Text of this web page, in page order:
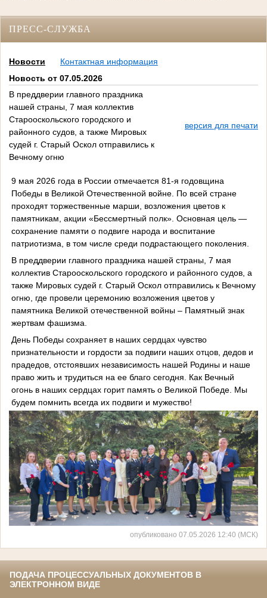
ПРЕСС-СЛУЖБА
Новости
Контактная информация
Новость от 07.05.2026
В преддверии главного праздника
нашей страны, 7 мая коллектив
Старооскольского городского и
районного судов, а также Мировых
судей г. Старый Оскол отправились к
Вечному огню
версия для печати
9 мая 2026 года в России отмечается 81-я годовщина
Победы в Великой Отечественной войне. По всей стране
проходят торжественные марши, возложения цветов к
памятникам, акции «Бессмертный полк». Основная цель —
сохранение памяти о подвиге народа и воспитание
патриотизма, в том числе среди подрастающего поколения.
В преддверии главного праздника нашей страны, 7 мая
коллектив Старооскольского городского и районного судов, а
также Мировых судей г. Старый Оскол отправились к Вечному
огню, где провели церемонию возложения цветов у
памятника Великой отечественной войны – Памятный знак
жертвам фашизма.
День Победы сохраняет в наших сердцах чувство
признательности и гордости за подвиги наших отцов, дедов и
прадедов, отстоявших независимость нашей Родины и наше
право жить и трудиться на ее благо сегодня. Как Вечный
огонь в наших сердцах горит память о Великой Победе. Мы
будем помнить всегда их подвиги и мужество!
опубликовано 07.05.2026 12:40 (МСК)
ПОДАЧА ПРОЦЕССУАЛЬНЫХ ДОКУМЕНТОВ В
ЭЛЕКТРОННОМ ВИДЕ